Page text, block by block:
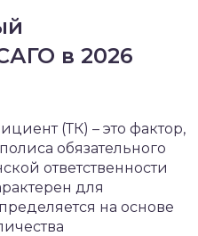
в 2026
(ТК) – это фактор,
обязательного
ответственности
для
на основе